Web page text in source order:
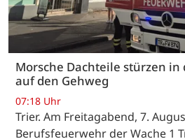
Morsche Dachteile stürzen in
auf den Gehweg
07:18 Uhr
Trier. Am Freitagabend, 7.
Berufsfeuerwehr der Wache 1